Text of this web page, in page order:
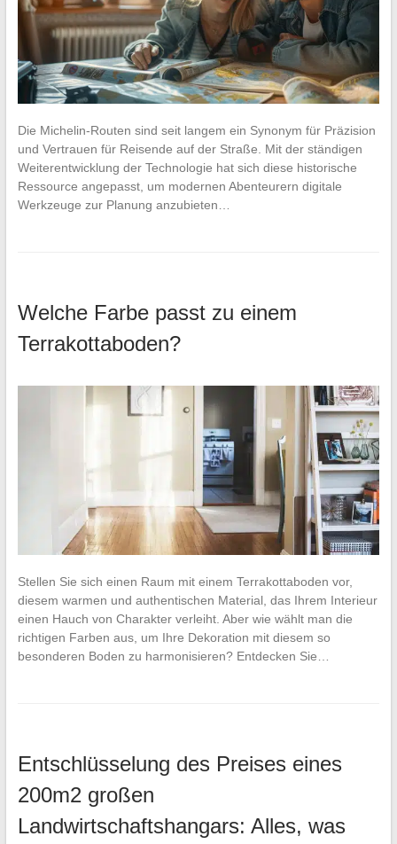
Die Michelin-Routen sind seit langem ein Synonym für Präzision
und Vertrauen für Reisende auf der Straße. Mit der ständigen
Weiterentwicklung der Technologie hat sich diese historische
Ressource angepasst, um modernen Abenteurern digitale
Werkzeuge zur Planung anzubieten…
Welche Farbe passt zu einem
Terrakottaboden?
Stellen Sie sich einen Raum mit einem Terrakottaboden vor,
diesem warmen und authentischen Material, das Ihrem Interieur
einen Hauch von Charakter verleiht. Aber wie wählt man die
richtigen Farben aus, um Ihre Dekoration mit diesem so
besonderen Boden zu harmonisieren? Entdecken Sie…
Entschlüsselung des Preises eines
200m2 großen
Landwirtschaftshangars: Alles, was